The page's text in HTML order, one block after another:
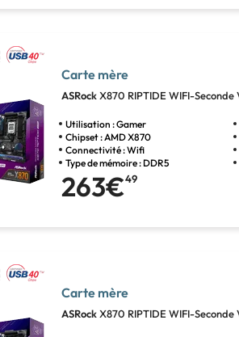
Carte mère
ASRockX870 RIPTIDE WIFI-
Utilisation : Gamer
Chipset : AMD X870
Connectivité : Wifi
Type de mémoire : DDR5
263€49
Carte mère
ASRockX870 RIPTIDE WIFI-